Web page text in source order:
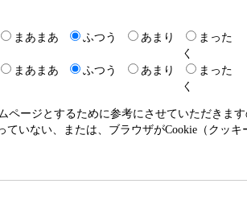
まあまあ ふつう あまり
まった
く
まあまあ ふつう あまり
まった
く
ージとするために参考にさせていただきま
いない、または、ブラウザがCookie（クッキ